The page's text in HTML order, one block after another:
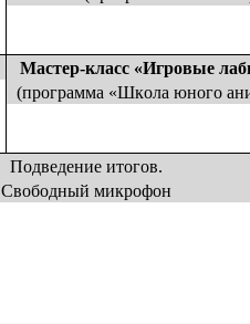
Мастер-класс «Игровые
(программа «Школа юного
Подведение итогов.
Свободный микрофон